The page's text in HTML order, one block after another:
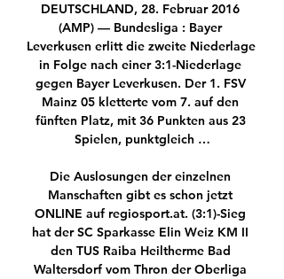
DEUTSCHLAND, 28. Februar 2016
(AMP) — Bundesliga : Bayer
Leverkusen erlitt die zweite Niederlage
in Folge nach einer 3:1-Niederlage
gegen Bayer Leverkusen. Der 1. FSV
Mainz 05 kletterte vom 7. auf den
fünften Platz, mit 36 Punkten aus 23
Spielen, punktgleich …
Die Auslosungen der einzelnen
Manschaften gibt es schon jetzt
ONLINE auf regiosport.at. (3:1)-Sieg
hat der SC Sparkasse Elin Weiz KM II
den TUS Raiba Heiltherme Bad
Waltersdorf vom Thron der Oberliga